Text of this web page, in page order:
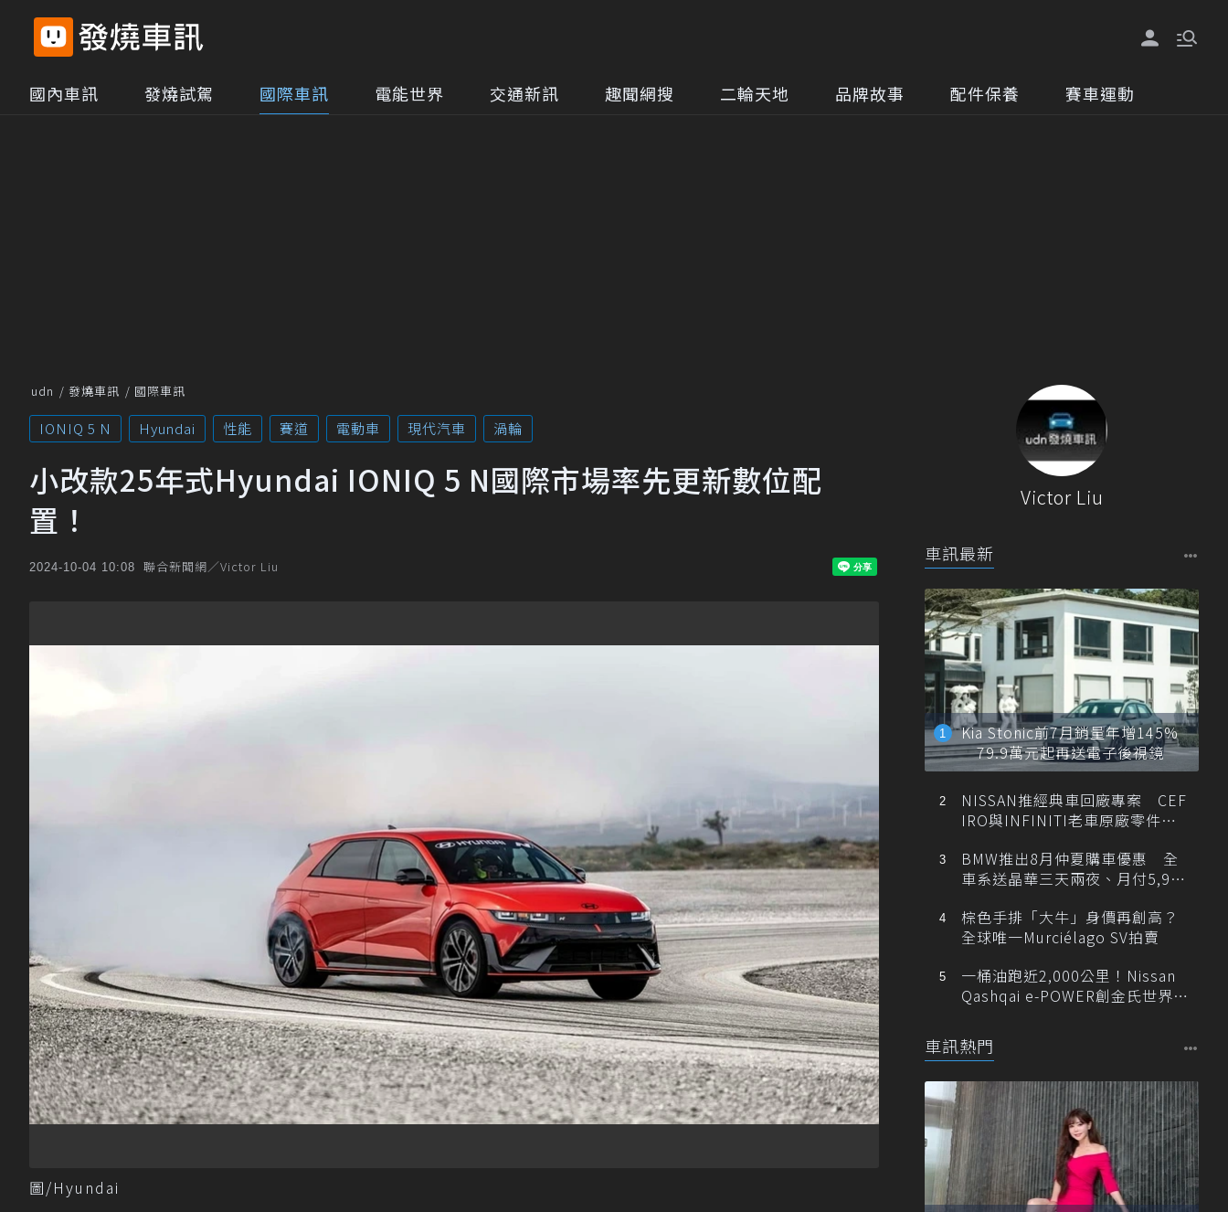
國內車訊 發燒試駕 國際車訊 電能世界 交通新訊 趣聞網搜 二輪天地 品牌故事 配件保養 賽車運動
udn 發燒車訊 國際車訊
IONIQ 5 N Hyundai 性能 賽道 電動車 現代汽車 渦輪
小改款25年式Hyundai IONIQ 5 N國際市場率先更新數位配
置！
2024-10-04 10:08 聯合新聞網／Victor Liu
圖/Hyundai
Victor Liu
車訊最新
Kia Stonic前7月銷量年增145%
79.9萬元起再送電子後視鏡
NISSAN推經典車回廠專案 CEF
IRO與INFINITI老車原廠零件最
BMW推出8月仲夏購車優惠 全
車系送晶華三天兩夜、月付5,900
棕色手排「大牛」身價再創高？
全球唯一Murciélago SV拍賣
一桶油跑近2,000公里！Nissan
Qashqai e-POWER創金氏世界紀
車訊熱門